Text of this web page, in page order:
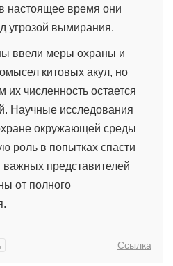
настоящее время они
угрозой вымирания.
ввели меры охраны и
китовых акул, но
их численность остается
Научные исследования
окружающей среды
роль в попытках спасти
важных представителей
от полного
Ссылка